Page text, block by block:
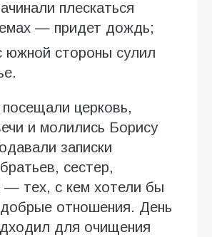
плескаться
— придет дождь;
южной стороны сулил
церковь,
и молились Борису
записки
сестер,
— тех, с кем хотели бы
добрые отношения. День
для очищения